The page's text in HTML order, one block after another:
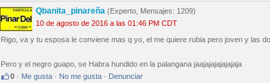
Qbanita_pinareña (Experto, Mensajes: 1209)
10 de agosto de 2016 a las 01:46 PM CDT
Rigo, va y tu esposa le conviene mas q yo, el me quiere rubia pero joven y las
Pero y el negro guapo, se Habra hundido en la palangana jaajajajajajajaja
0 · Me gusta · No me gusta · Denunciar